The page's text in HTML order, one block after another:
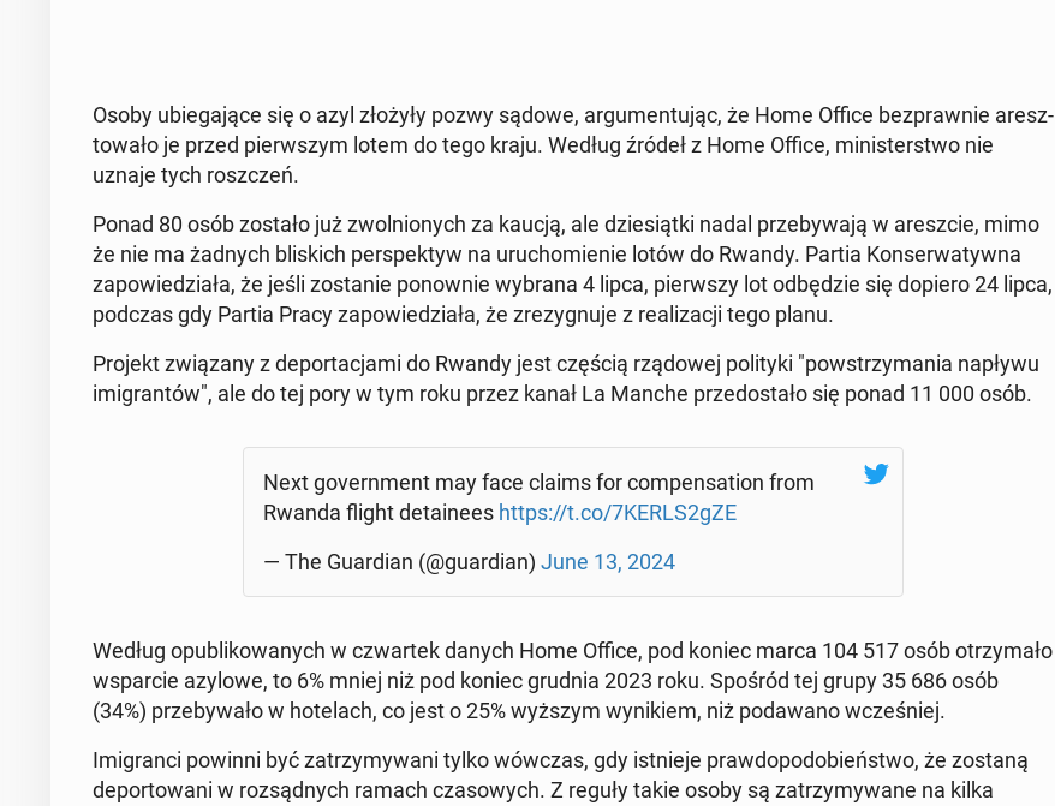
Osoby ubie­ga­ją­ce się o azyl złożyły pozwy sądowe, ar­gu­men­tu­jąc, że Home Office bez­praw­nie aresz­
to­wa­ło je przed pierw­szym lotem do tego kraju. Według źródeł z Home Office, mi­ni­ster­stwo nie
uznaje tych rosz­czeń.
Ponad 80 osób zostało już zwol­nio­nych za kaucją, ale dzie­siąt­ki nadal prze­by­wa­ją w aresz­cie, mimo
że nie ma żadnych bli­skich per­spek­tyw na uru­cho­mie­nie lotów do Rwandy. Partia Kon­ser­wa­tyw­na
za­po­wie­dzia­ła, że jeśli zo­sta­nie po­now­nie wybrana 4 lipca, pierw­szy lot od­bę­dzie się dopiero 24 lipca,
podczas gdy Partia Pracy za­po­wie­dzia­ła, że zre­zy­gnu­je z re­ali­za­cji tego planu.
Projekt zwią­za­ny z de­por­ta­cja­mi do Rwandy jest częścią rzą­do­wej po­li­ty­ki "po­wstrzy­ma­nia napływu
imi­gran­tów", ale do tej pory w tym roku przez kanał La Manche prze­do­sta­ło się ponad 11 000 osób.
Next go­vern­ment may face claims for com­pen­sa­tion from
Rwanda flight de­ta­ine­es https://t.co/7KERLS2gZE
— The Gu­ar­dian (@gu­ar­dian) June 13, 2024
Według opu­bli­ko­wa­nych w czwar­tek danych Home Office, pod koniec marca 104 517 osób otrzy­ma­ło
wspar­cie azylowe, to 6% mniej niż pod koniec grudnia 2023 roku. Spośród tej grupy 35 686 osób
(34%) prze­by­wa­ło w ho­te­lach, co jest o 25% wyższym wy­ni­kiem, niż po­da­wa­no wcze­śniej.
Imi­gran­ci powinni być za­trzy­my­wa­ni tylko wówczas, gdy ist­nie­je praw­do­po­do­bień­stwo, że zostaną
de­por­to­wa­ni w roz­sąd­nych ramach cza­so­wych. Z reguły takie osoby są za­trzy­my­wa­ne na kilka